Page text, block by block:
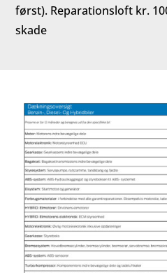
først). Reparationsloft kr.
skade